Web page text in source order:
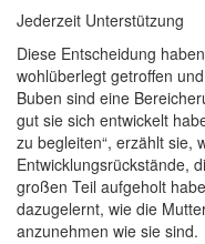
Jederzeit Unterstützung
Diese Entscheidung
wohlüberlegt getroffen
Buben sind eine
gut sie sich entwickelt
zu begleiten“, erzählt sie,
Entwicklungsrückstände,
großen Teil aufgeholt
dazugelernt, wie die
anzunehmen wie sie sind.